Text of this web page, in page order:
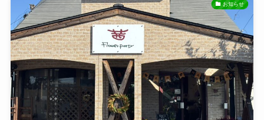
お知らせ